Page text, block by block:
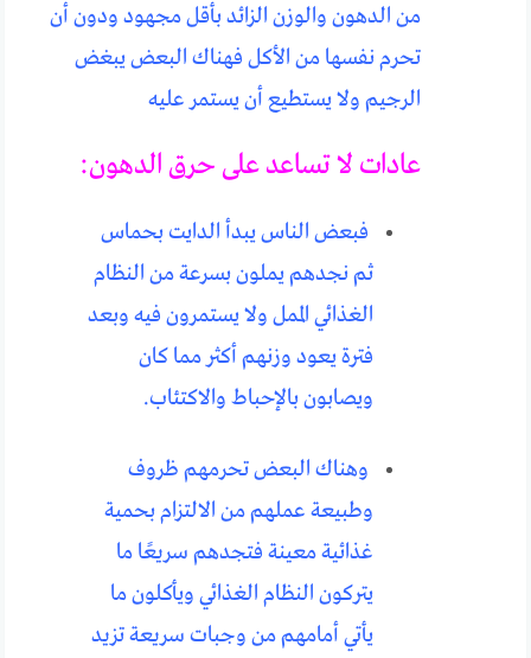
من الدهون والوزن الزائد بأقل مجهود ودون أن
تحرم نفسها من الأكل فهناك البعض يبغض
الرجيم ولا يستطيع أن يستمر عليه
عادات لا تساعد على حرق الدهون:
فبعض الناس يبدأ الدايت بحماس
ثم نجدهم يملون بسرعة من النظام
الغذائي الممل ولا يستمرون فيه وبعد
فترة يعود وزنهم أكثر مما كان
ويصابون بالإحباط والاكتئاب.
وهناك البعض تحرمهم ظروف
وطبيعة عملهم من الالتزام بحمية
غذائية معينة فتجدهم سريعًا ما
يتركون النظام الغذائي ويأكلون ما
يأتي أمامهم من وجبات سريعة تزيد